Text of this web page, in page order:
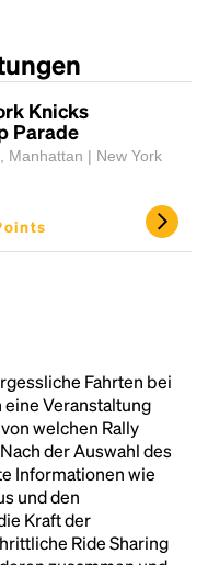
Knicks
Parade
Manhattan | New York
Fahrten bei
eine Veranstaltung
welchen Rally
der Auswahl des
Informationen wie
und den
Kraft der
Ride Sharing
of the printing
ever since the
took a galley of
a type specimen
centuries, but also
remaining